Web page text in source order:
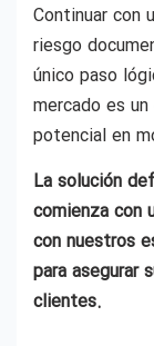
Continuar con
riesgo
único paso
mercado es
potencial en
La solución
comienza con
con nuestros
para asegurar
clientes.